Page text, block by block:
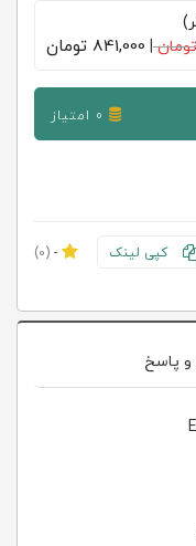
|
841,000 تومان
کپی لینک -
(0)
پاسخ